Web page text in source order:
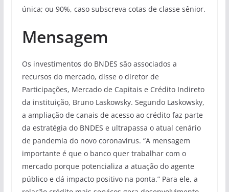
única; ou 90%, caso subscreva cotas de classe sênior.
Mensagem
Os investimentos do BNDES são associados a
recursos do mercado, disse o diretor de
Participações, Mercado de Capitais e Crédito Indireto
da instituição, Bruno Laskowsky. Segundo Laskowsky,
a ampliação de canais de acesso ao crédito faz parte
da estratégia do BNDES e ultrapassa o atual cenário
de pandemia do novo coronavírus. “A mensagem
importante é que o banco quer trabalhar com o
mercado porque potencializa a atuação do agente
público e dá impacto positivo na ponta.” Para ele, a